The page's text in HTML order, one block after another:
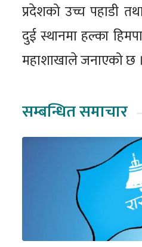
प्रदेशको उच्च पहाडी
दुई स्थानमा हल्का
महाशाखाले जनाएको छ ।
सम्बन्धित समाचार